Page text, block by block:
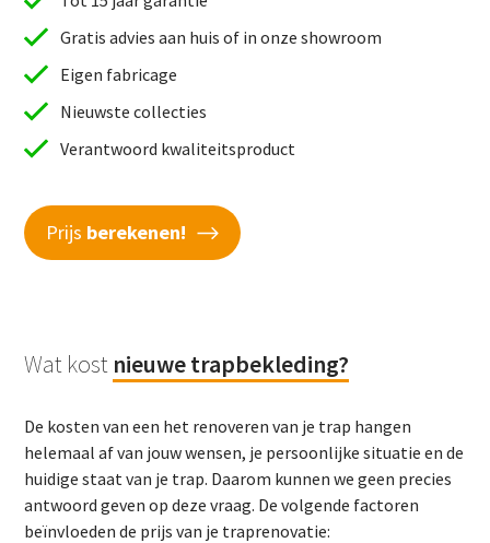
Gratis advies aan huis of in onze showroom
Eigen fabricage
Nieuwste collecties
Verantwoord kwaliteitsproduct
Prijs berekenen!
Wat kost nieuwe trapbekleding?
De kosten van een het renoveren van je trap hangen
helemaal af van jouw wensen, je persoonlijke situatie en de
huidige staat van je trap. Daarom kunnen we geen precies
antwoord geven op deze vraag. De volgende factoren
beïnvloeden de prijs van je traprenovatie: